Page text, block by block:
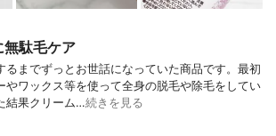
無駄毛ケア
るまでずっとお世話になっていた商品です。最初
やワックス等を使って全身の脱毛や除毛をしてい
結果クリーム…続きを見る